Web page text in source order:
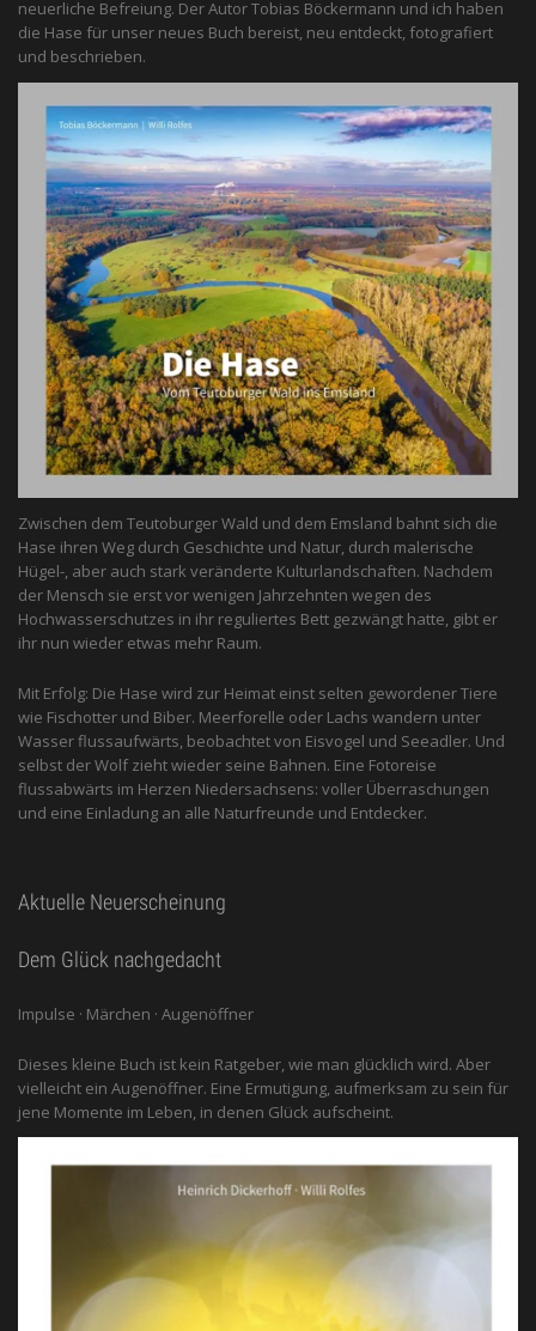
neuerliche Befreiung. Der Autor Tobias Böckermann und ich haben
die Hase für unser neues Buch bereist, neu entdeckt, fotografiert
und beschrieben.
Zwischen dem Teutoburger Wald und dem Emsland bahnt sich die
Hase ihren Weg durch Geschichte und Natur, durch malerische
Hügel-, aber auch stark veränderte Kulturlandschaften. Nachdem
der Mensch sie erst vor wenigen Jahrzehnten wegen des
Hochwasserschutzes in ihr reguliertes Bett gezwängt hatte, gibt er
ihr nun wieder etwas mehr Raum.
Mit Erfolg: Die Hase wird zur Heimat einst selten gewordener Tiere
wie Fischotter und Biber. Meerforelle oder Lachs wandern unter
Wasser flussaufwärts, beobachtet von Eis­vogel und See­adler. Und
selbst der Wolf zieht wieder seine Bahnen. Eine Fotoreise
flussabwärts im Herzen Niedersachsens: voller Überraschungen
und eine Einladung an alle ­Naturfreunde und Entdecker.
Aktuelle Neuerscheinung
Dem Glück nachgedacht
Impulse · Märchen · Augenöffner
Dieses kleine Buch ist kein Ratgeber, wie man glücklich wird. Aber
vielleicht ein Augenöffner. Eine Ermutigung, aufmerksam zu sein für
jene Momente im Leben, in denen Glück aufscheint.